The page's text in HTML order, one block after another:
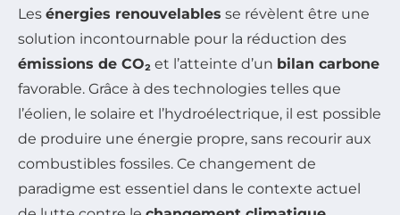
Les énergies renouvelables se révèlent être une
solution incontournable pour la réduction des
émissions de CO₂ et l’atteinte d’un bilan carbone
favorable. Grâce à des technologies telles que
l’éolien, le solaire et l’hydroélectrique, il est possible
de produire une énergie propre, sans recourir aux
combustibles fossiles. Ce changement de
paradigme est essentiel dans le contexte actuel